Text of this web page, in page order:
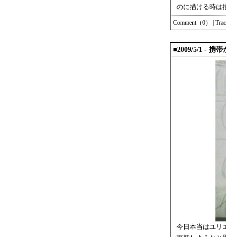
のに描ける時は
Comment（0）
■2009/5/1 - 携帯
今日本当はユリ